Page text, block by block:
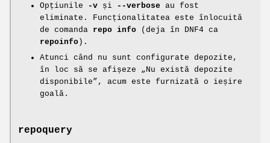
Opțiunile -v și --verbose au fost
eliminate. Funcționalitatea este înlocuită
de comanda repo info (deja în DNF4 ca
repoinfo ).
Atunci când nu sunt configurate depozite,
în loc să se afișeze „Nu există depozite
disponibile”, acum este furnizată o ieșire
goală.
repoquery